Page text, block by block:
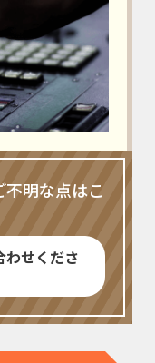
不明な点はこ
わせくださ